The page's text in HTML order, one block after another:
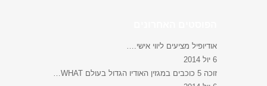
אודיופיל מציעים ליווי אישי.…
6 יול 2014
זוכה 5 כוכבים במגזין האודיו הגדול בעולם WHAT…